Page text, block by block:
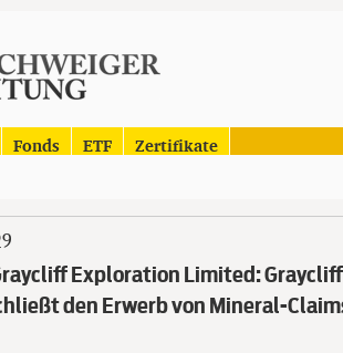
Fonds ETF Zertifikate
Exploration Limited: Graycliff
den Erwerb von Mineral-